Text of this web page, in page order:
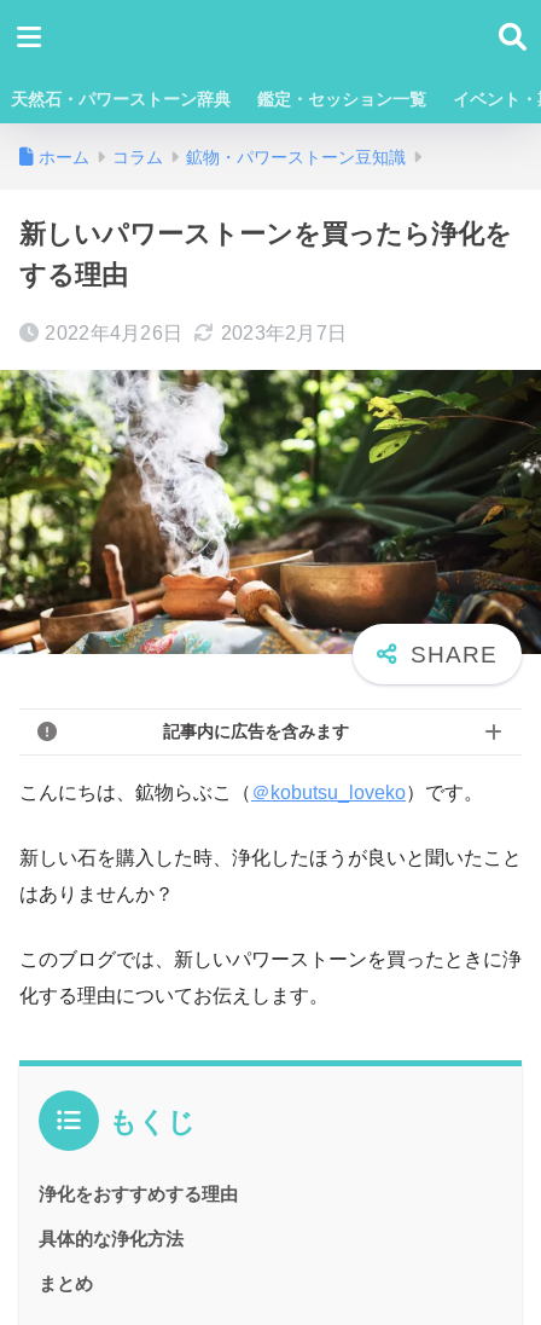
天然石・パワーストーン辞典 鑑定・セッション一覧 イベント
ホーム コラム 鉱物・パワーストーン豆知識
新しいパワーストーンを買ったら浄化を
する理由
2022年4月26日 2023年2月7日
記事内に広告を含みます
こんにちは、鉱物らぶこ（ ＠kobutsu_loveko）です。
新しい石を購入した時、浄化したほうが良いと聞いたこと
はありませんか？
このブログでは、新しいパワーストーンを買ったときに浄
化する理由についてお伝えします。
もくじ
浄化をおすすめする理由
具体的な浄化方法
まとめ